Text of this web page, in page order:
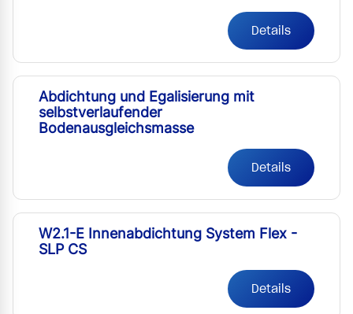
Details
Abdichtung und Egalisierung mit
selbstverlaufender
Bodenausgleichsmasse
Details
W2.1-E Innenabdichtung System Flex -
SLP CS
Details